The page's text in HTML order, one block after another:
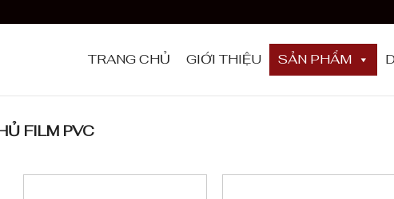
TRANG CHỦ GIỚI THIỆU SẢN PHẨM
FILM PVC